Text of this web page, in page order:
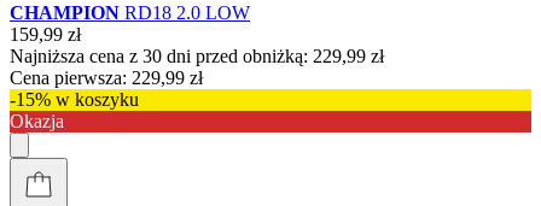
CHAMPION RD18 2.0 LOW
159,99 zł
Najniższa cena z 30 dni przed obniżką: 229,99 zł
Cena pierwsza: 229,99 zł
-15% w koszyku
Okazja